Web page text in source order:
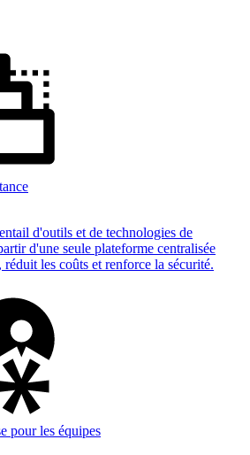
d'outils et de technologies de
d'une seule plateforme centralisée
les coûts et renforce la sécurité.
pour les équipes